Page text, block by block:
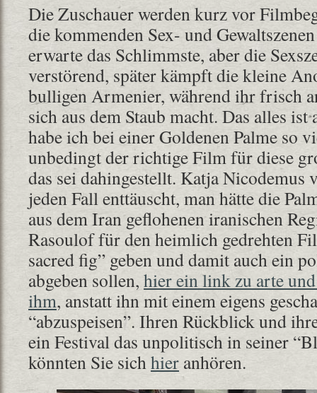
Die Zuschauer werden kurz vor
die kommenden Sex- und
erwarte das Schlimmste, aber die
verstörend, später kämpft die kleine
bulligen Armenier, während ihr frisch
sich aus dem Staub macht. Das alles
habe ich bei einer Goldenen Palme so
unbedingt der richtige Film für diese
das sei dahingestellt. Katja
jeden Fall enttäuscht, man hätte die
aus dem Iran geflohenen iranischen
Rasoulof für den heimlich gedrehten
sacred fig” geben und damit auch ein
abgeben sollen, hier ein link zu arte
ihm, anstatt ihn mit einem eigens
“abzuspeisen”. Ihren Rückblick und
ein Festival das unpolitisch in seiner
könnten Sie sich hier anhören.